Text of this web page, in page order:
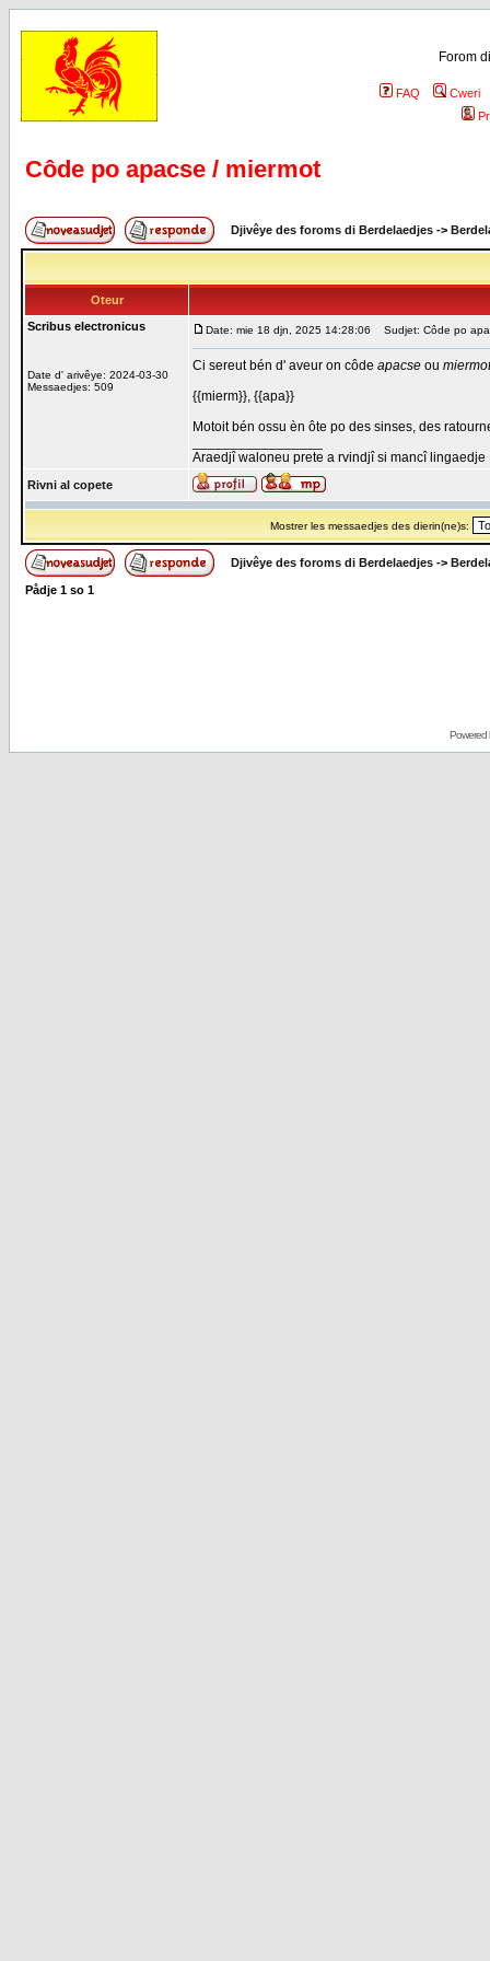
Forom
FAQ
Cweri
Côde po apacse / miermot
Djivêye des foroms di Berdelaedjes ->
Oteur
Scribus electronicus
Date d' arivêye: 2024-03-30
Messaedjes: 509
Date: mie 18 djn, 2025 14:28:06 Sudjet: Côde po
Ci sereut bén d' aveur on côde apacse ou miermot
{{mierm}}, {{apa}}
Motoit bén ossu èn ôte po des sinses, des
Araedjî waloneu prete a rvindjî si mancî lingaedje
Rivni al copete
Mostrer les messaedjes des dierin(ne)s:
Djivêye des foroms di Berdelaedjes ->
Pådje 1 so 1
Powered